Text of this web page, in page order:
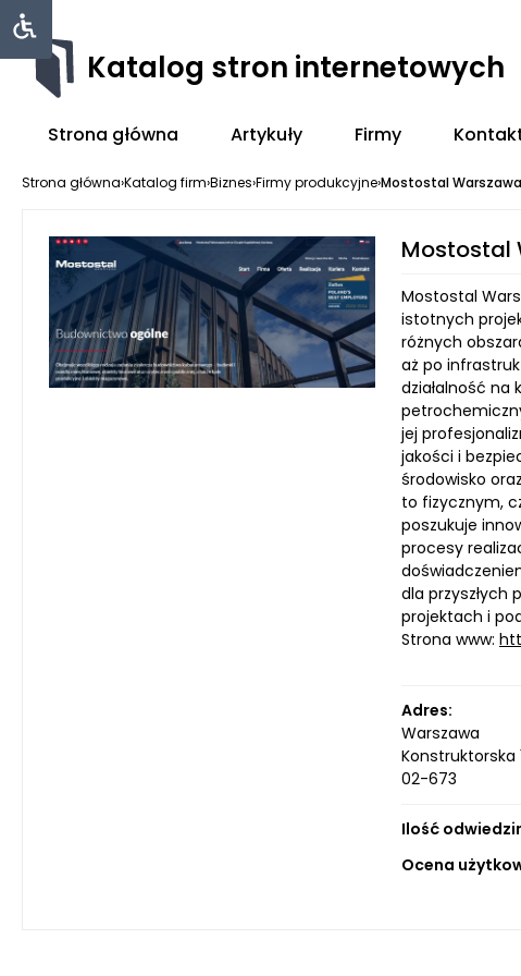
Katalog stron internetowych
Strona główna Artykuły Firmy
Strona główna›Katalog firm›Biznes›Firmy produkcyjne›Mostostal Warszawa
Mostostal
Mostostal
istotnych
różnych
aż po
działalność
jej
jakości i
środowisko
to fizycznym,
poszukuje
procesy
dla przyszłych
projektach i
Strona www:
Adres:
Warszawa
Konstruktorska
02-673
Ilość
Ocena